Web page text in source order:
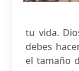
tu vida.
debes
el tamaño